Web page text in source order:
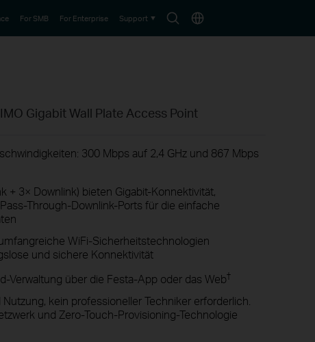
SearchChoose
For SMB For Enterprise Support
Gigabit Wall Plate Access Point
300 Mbps auf 2,4 GHz und 867 Mbps
+ 3× Downlink) bieten Gigabit-Konnektivität,
Through-Downlink-Ports für die einfache
WiFi-Sicherheitstechnologien
und sichere Konnektivität
Verwaltung über die Festa-App oder das Web†
kein professioneller Techniker erforderlich.
und Zero-Touch-Provisioning-Technologie